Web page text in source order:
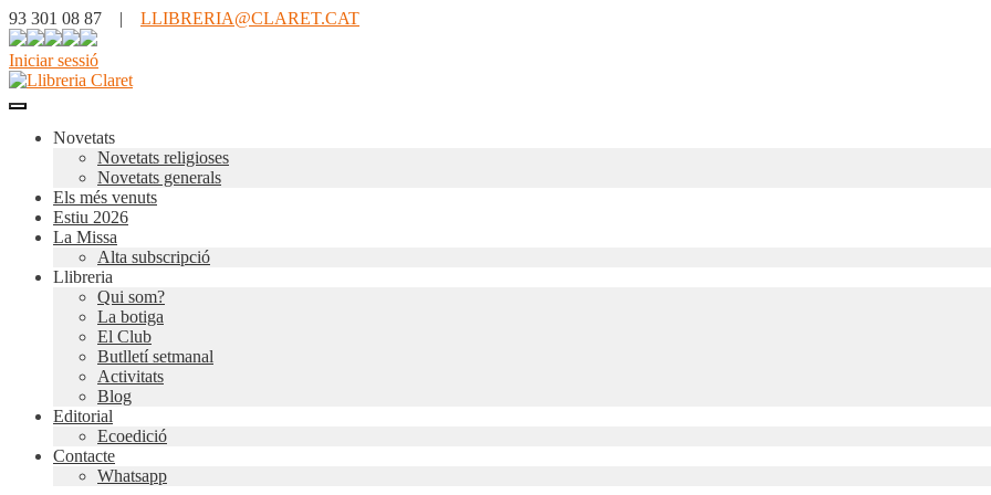
93 301 08 87 | LLIBRERIA@CLARET.CAT
Iniciar sessió
Novetats
Novetats religioses
Novetats generals
Els més venuts
Estiu 2026
La Missa
Alta subscripció
Llibreria
Qui som?
La botiga
El Club
Butlletí setmanal
Activitats
Blog
Editorial
Ecoedició
Contacte
Whatsapp